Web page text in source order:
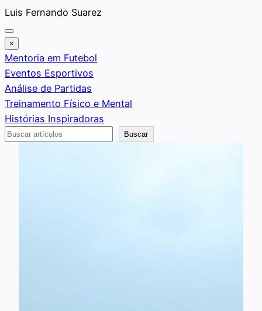
Saltar
al
contenido
Luis Fernando Suarez
×
Mentoria em Futebol
Eventos Esportivos
Análise de Partidas
Treinamento Físico e Mental
Histórias Inspiradoras
Buscar
Buscar